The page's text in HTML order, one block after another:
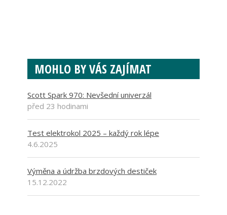
MOHLO BY VÁS ZAJÍMAT
Scott Spark 970: Nevšední univerzál
před 23 hodinami
Test elektrokol 2025 – každý rok lépe
4.6.2025
Výměna a údržba brzdových destiček
15.12.2022